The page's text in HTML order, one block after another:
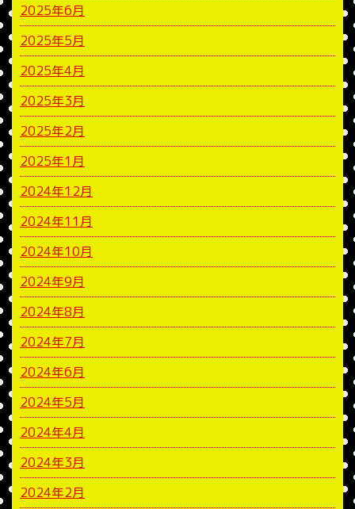
2025年6月
2025年5月
2025年4月
2025年3月
2025年2月
2025年1月
2024年12月
2024年11月
2024年10月
2024年9月
2024年8月
2024年7月
2024年6月
2024年5月
2024年4月
2024年3月
2024年2月